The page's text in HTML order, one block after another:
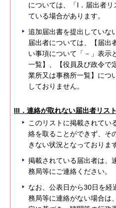
については、「I．届出者
ている場合があります。
追加届出書を提出していな
届出者については、【届出
い事項について「－」表示
一覧】、【役員及び政令で
業所又は事務所一覧】につ
しておりません。
III．連絡が取れない届出者リスト
このリストに掲載されてい
絡を取ることができず、そ
きない状況となっておりま
掲載されている届出者は、
務局等にご連絡ください。
なお、公表日から30日を経
務局等に連絡がない場合は